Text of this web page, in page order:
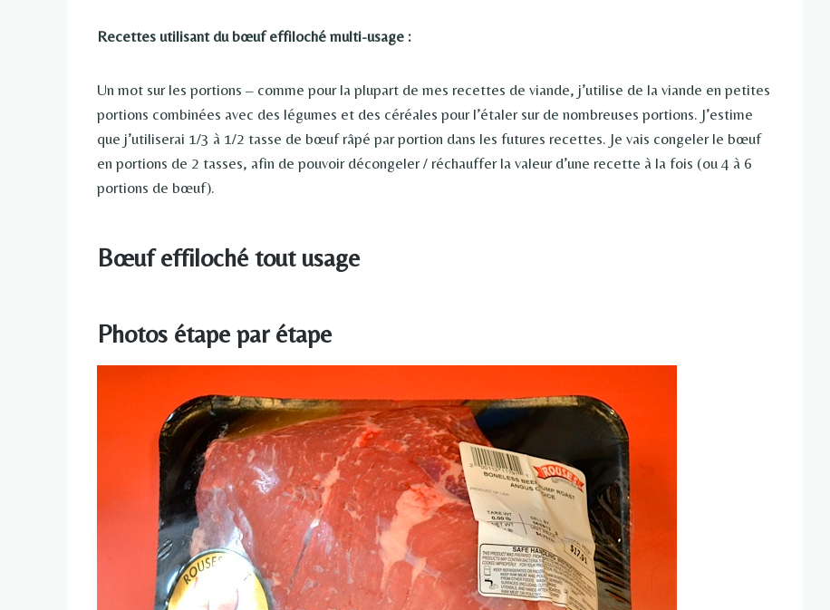
Recettes utilisant du bœuf effiloché multi-usage :
Un mot sur les portions – comme pour la plupart de mes recettes de viande, j’utilise de la viande en petites
portions combinées avec des légumes et des céréales pour l’étaler sur de nombreuses portions. J’estime
que j’utiliserai 1/3 à 1/2 tasse de bœuf râpé par portion dans les futures recettes. Je vais congeler le bœuf
en portions de 2 tasses, afin de pouvoir décongeler / réchauffer la valeur d’une recette à la fois (ou 4 à 6
portions de bœuf).
Bœuf effiloché tout usage
Photos étape par étape